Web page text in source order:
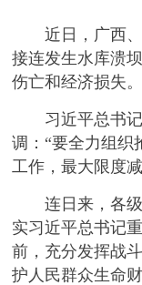
近日，广西、
接连发生水库溃
伤亡和经济损失。
习近平总书记
调：“要全力组织
工作，最大限度
连日来，各级
实习近平总书记
前，充分发挥战
护人民群众生命